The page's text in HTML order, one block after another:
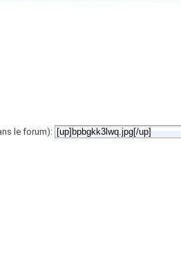
le forum):